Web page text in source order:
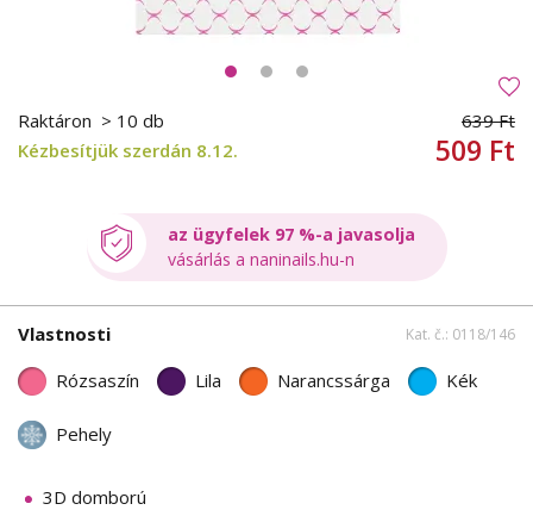
Raktáron > 10 db
Kézbesítjük szerdán 8.12.
639 Ft
509 Ft
az ügyfelek 97 %-a javasolja
vásárlás a naninails.hu-n
Vlastnosti Kat. č.: 0118/146
Rózsaszín Lila Narancssárga Kék
Pehely
3D domború